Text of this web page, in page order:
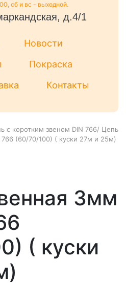
сб и вс - выходной.
д.4/1
Новости
Покраска
Контакты
с коротким звеном DIN 766/ Цепь
(60/70/100) ( куски 27м и 25м)
3мм
( куски